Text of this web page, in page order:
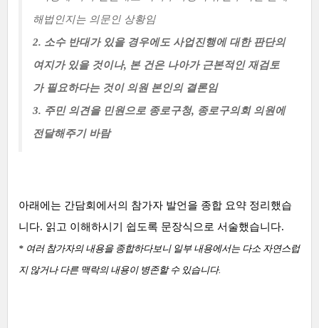
해법인지는 의문인 상황임
2. 소수 반대가 있을 경우에도 사업진행에 대한 판단의
여지가 있을 것이나, 본 건은 나아가 근본적인 재검토
가 필요하다는 것이 의원 본인의 결론임
3. 주민 의견을 민원으로 종로구청, 종로구의회 의원에
전달해주기 바람
아래에는 간담회에서의 참가자 발언을 종합 요약 정리했습
니다. 읽고 이해하시기 쉽도록 문장식으로 서술했습니다.
* 여러 참가자의 내용을 종합하다보니 일부 내용에서는 다소 자연스럽
지 않거나 다른 맥락의 내용이 병존할 수 있습니다.